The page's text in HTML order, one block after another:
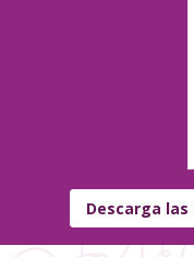
Descarga